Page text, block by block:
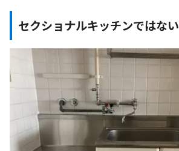
セクショナルキッチンではない